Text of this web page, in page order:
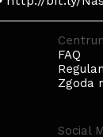
FAQ
Zgoda
Social